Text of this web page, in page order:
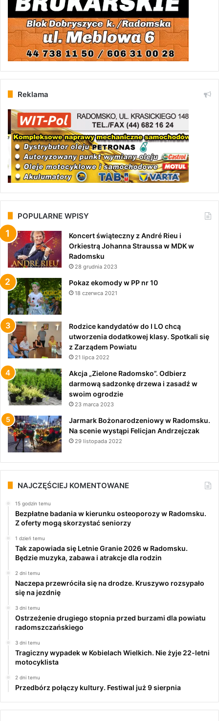
Reklama
POPULARNE WPISY
Koncert świąteczny z André Rieu i
Orkiestrą Johanna Straussa w MDK w
Radomsku
28 grudnia 2023
Pokaz ekomody w PP nr 10
18 czerwca 2021
Rodzice kandydatów do I LO chcą
utworzenia dodatkowej klasy. Spotkali się
z Zarządem Powiatu
21 lipca 2022
Akcja „Zielone Radomsko”. Odbierz
darmową sadzonkę drzewa i zasadź w
swoim ogrodzie
23 marca 2023
Jarmark Bożonarodzeniowy w Radomsku.
Na scenie wystąpi Felicjan Andrzejczak
29 listopada 2022
NAJCZĘŚCIEJ KOMENTOWANE
15 godzin temu
Bezpłatne badania w kierunku osteoporozy w Radomsku.
Z oferty mogą skorzystać seniorzy
1 dzień temu
Tak zapowiada się Letnie Granie 2026 w Radomsku.
Będzie muzyka, zabawa i atrakcje dla rodzin
2 dni temu
Naczepa przewróciła się na drodze. Kruszywo rozsypało
się na jezdnię
3 dni temu
Ostrzeżenie drugiego stopnia przed burzami dla powiatu
radomszczańskiego
3 dni temu
Tragiczny wypadek w Kobielach Wielkich. Nie żyje 22-letni
motocyklista
2 dni temu
Przedbórz połączy kultury. Festiwal już 9 sierpnia